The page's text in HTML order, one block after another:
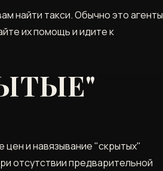
найти такси. Обычно это агенты
их помощь и идите к
и навязывание "скрытых"
отсутствии предварительной